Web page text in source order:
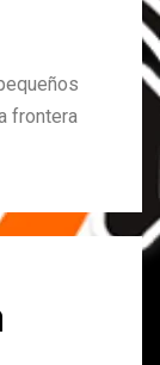
frontera